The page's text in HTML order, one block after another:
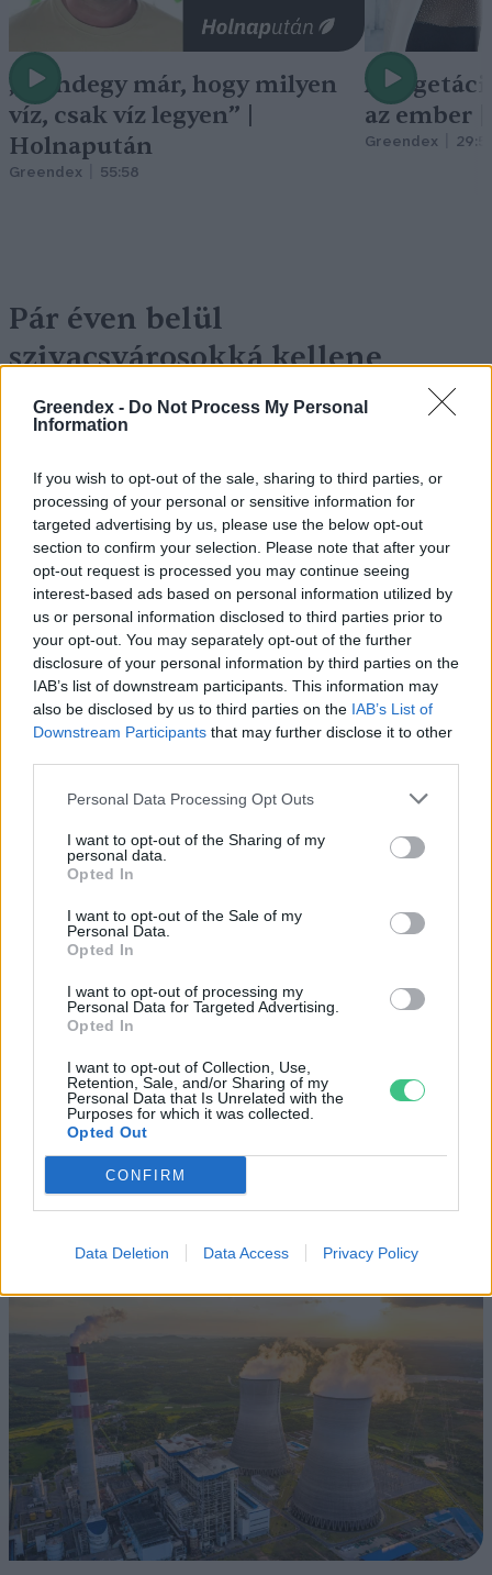
Greendex - Do Not Process My Personal
Information
If you wish to opt-out of the sale, sharing to third parties, or
processing of your personal or sensitive information for
targeted advertising by us, please use the below opt-out
section to confirm your selection. Please note that after your
opt-out request is processed you may continue seeing
interest-based ads based on personal information utilized by
us or personal information disclosed to third parties prior to
your opt-out. You may separately opt-out of the further
disclosure of your personal information by third parties on the
IAB’s list of downstream participants. This information may
also be disclosed by us to third parties on the IAB’s List of
Downstream Participants that may further disclose it to other
Personal Data Processing Opt Outs
I want to opt-out of the Sharing of my
personal data.
Opted In
I want to opt-out of the Sale of my
Personal Data.
Opted In
I want to opt-out of processing my
Personal Data for Targeted Advertising.
Opted In
I want to opt-out of Collection, Use,
Retention, Sale, and/or Sharing of my
Personal Data that Is Unrelated with the
Purposes for which it was collected.
Opted Out
CONFIRM
Data Deletion Data Access Privacy Policy
„Mindegy már, hogy milyen
víz, csak víz legyen” |
Holnapután
Greendex 55:58
A
az ember
Greendex
Pár éven belül
szivacsvárosokká kellene
alakítanunk a településeinket –
Podcast
Történelmi aszály sújtja Nagy-
Britanniát is
SZEMLE
Elképesztő felvétel mutatja meg,
mekkora a különbség az áradó és a
kiszáradó Duna között